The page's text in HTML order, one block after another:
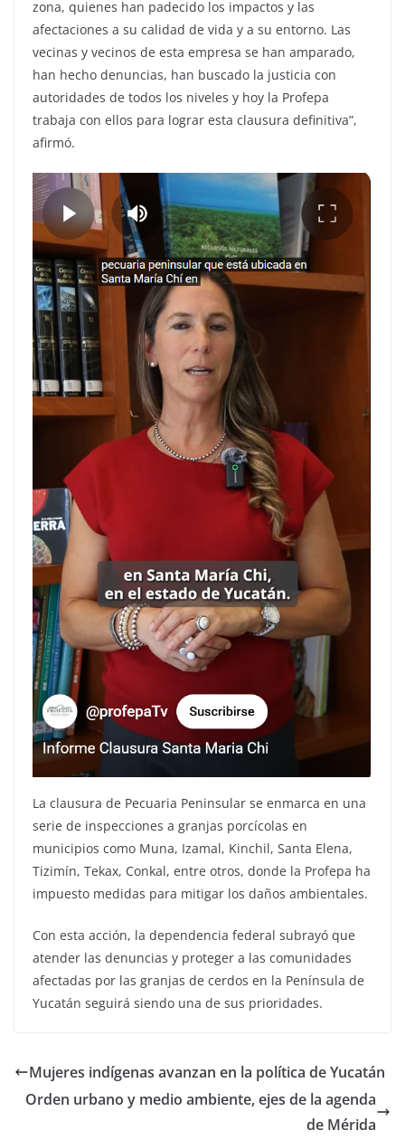
zona, quienes han padecido los impactos y las
afectaciones a su calidad de vida y a su entorno. Las
vecinas y vecinos de esta empresa se han amparado,
han hecho denuncias, han buscado la justicia con
autoridades de todos los niveles y hoy la Profepa
trabaja con ellos para lograr esta clausura definitiva”,
afirmó.
La clausura de Pecuaria Peninsular se enmarca en una
serie de inspecciones a granjas porcícolas en
municipios como Muna, Izamal, Kinchil, Santa Elena,
Tizimín, Tekax, Conkal, entre otros, donde la Profepa ha
impuesto medidas para mitigar los daños ambientales.
Con esta acción, la dependencia federal subrayó que
atender las denuncias y proteger a las comunidades
afectadas por las granjas de cerdos en la Península de
Yucatán seguirá siendo una de sus prioridades.
Mujeres indígenas avanzan en la política de Yucatán
Orden urbano y medio ambiente, ejes de la agenda
de Mérida